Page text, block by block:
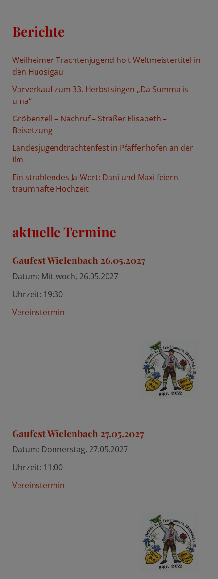
e
n
:
Berichte
Weilheimer Trachtenjugend holt Weltmeistertitel in
den Huosigau
Vorverkauf zum 33. Herbstsingen „Da Summa is
uma“
Gröbenzell – Nachruf – Straßer Elisabeth –
Beisetzung
Landesjugendtrachtenfest in Pfaffenhofen an der
Ilm
Ein strahlendes Ja-Wort: Dani und Maxi feiern
traumhafte Hochzeit
aktuelle Termine
Gaufest Wielenbach 26.05.2027
Datum: Mittwoch, 26.05.2027
Uhrzeit: 19:30
Vereinstermin
Gaufest Wielenbach 27.05.2027
Datum: Donnerstag, 27.05.2027
Uhrzeit: 11:00
Vereinstermin